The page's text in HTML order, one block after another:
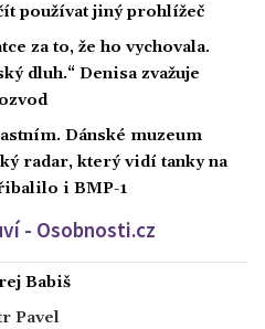
používat jiný prohlížeč
za to, že ho vychovala.
dluh.“ Denisa zvažuje
Dánské muzeum
radar, který vidí tanky na
i BMP-1
- Osobnosti.cz
Babiš
Pavel